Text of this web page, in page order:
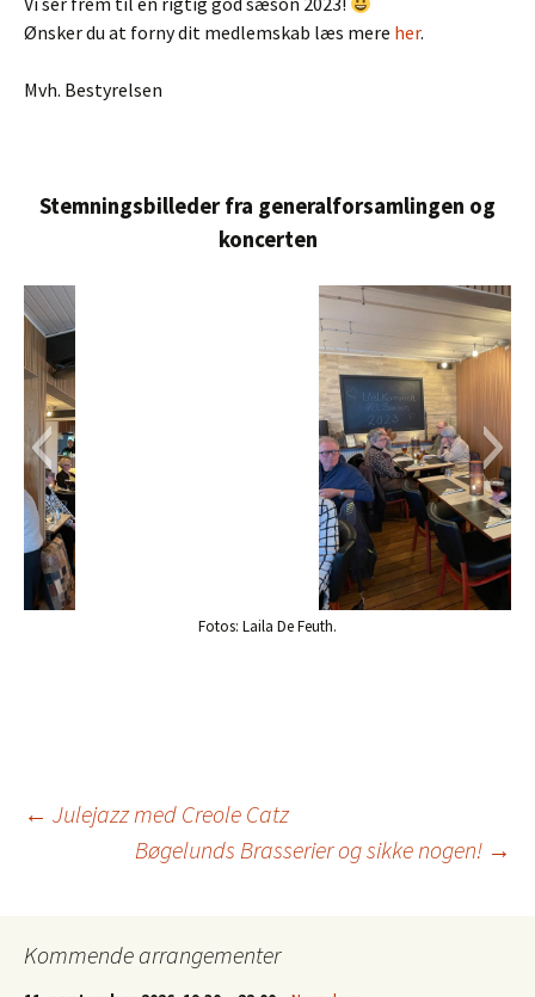
Ønsker du at forny dit medlemskab læs mere her.
Mvh. Bestyrelsen
Stemningsbilleder fra generalforsamlingen og
koncerten
Fotos: Laila De Feuth.
Indlægsnavigation
← Julejazz med Creole Catz
Bøgelunds Brasserier og sikke nogen! →
Kommende arrangementer